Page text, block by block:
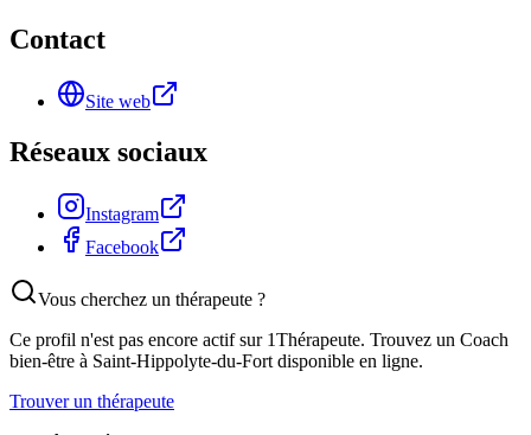
Contact
Site web
Réseaux sociaux
Instagram
Facebook
Vous cherchez un thérapeute ?
Ce profil n'est pas encore actif sur 1Thérapeute. Trouvez un Coach
bien-être à Saint-Hippolyte-du-Fort disponible en ligne.
Trouver un thérapeute